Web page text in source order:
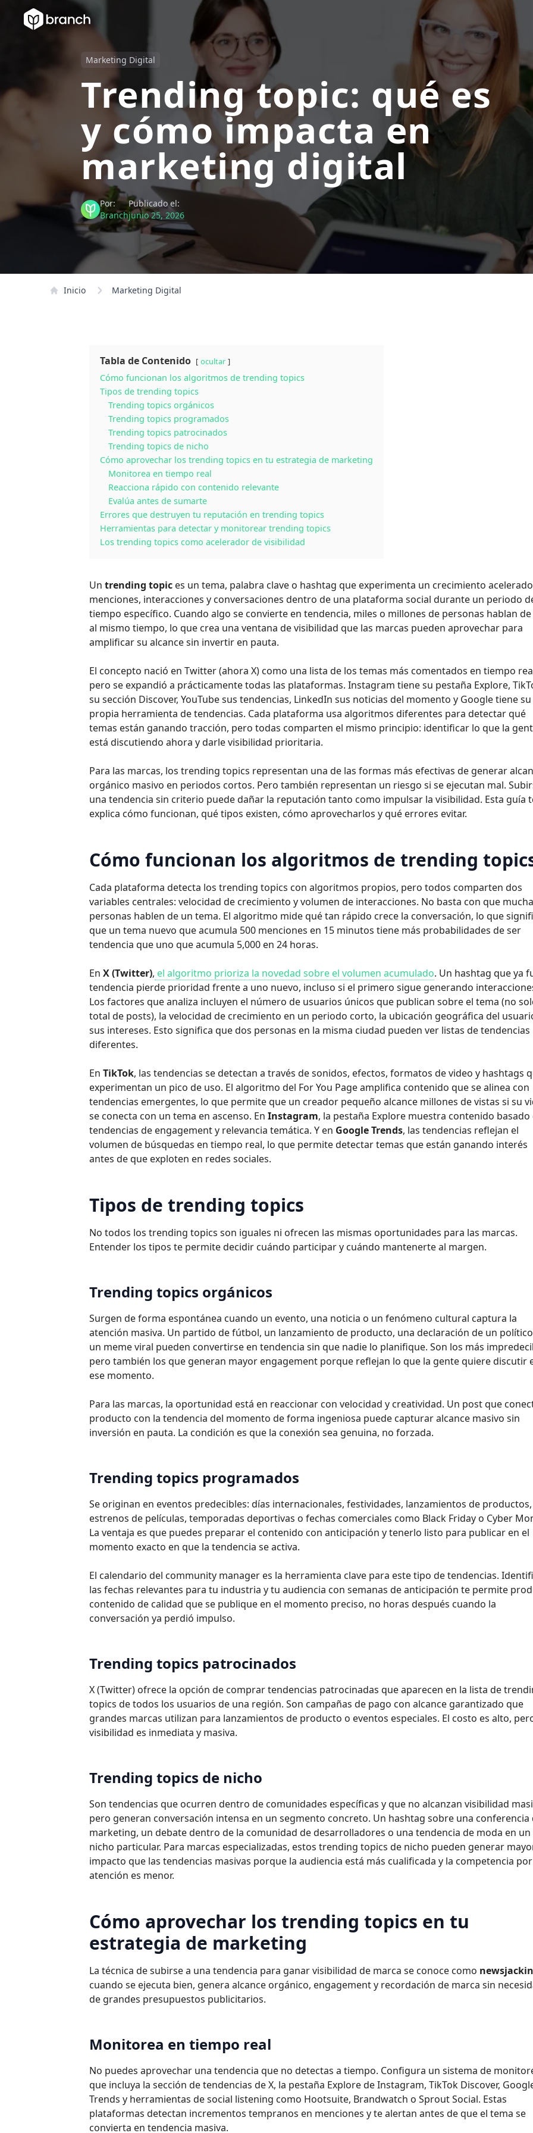
Marketing Digital
Trending topic: qué es
y cómo impacta en
marketing digital
Por:
Branch
Publicado el:
junio 25, 2026
Inicio Marketing Digital
Tabla de Contenido ocultar
Cómo funcionan los algoritmos de trending topics
Tipos de trending topics
Trending topics orgánicos
Trending topics programados
Trending topics patrocinados
Trending topics de nicho
Cómo aprovechar los trending topics en tu estrategia de marketing
Monitorea en tiempo real
Reacciona rápido con contenido relevante
Evalúa antes de sumarte
Errores que destruyen tu reputación en trending topics
Herramientas para detectar y monitorear trending topics
Los trending topics como acelerador de visibilidad
Untrending topic es un tema, palabra clave o hashtag que experimenta un crecimiento
menciones, interacciones y conversaciones dentro de una plataforma social durante un periodo
tiempo específico. Cuando algo se convierte en tendencia, miles o millones de personas hablan
al mismo tiempo, lo que crea una ventana de visibilidad que las marcas pueden aprovechar para
amplificar su alcance sin invertir en pauta.
El concepto nació en Twitter (ahora X) como una lista de los temas más comentados en tiempo
pero se expandió a prácticamente todas las plataformas. Instagram tiene su pestaña Explore,
su sección Discover, YouTube sus tendencias, LinkedIn sus noticias del momento y Google tiene su
propia herramienta de tendencias. Cada plataforma usa algoritmos diferentes para detectar qué
temas están ganando tracción, pero todas comparten el mismo principio: identificar lo que la
está discutiendo ahora y darle visibilidad prioritaria.
Para las marcas, los trending topics representan una de las formas más efectivas de generar
orgánico masivo en periodos cortos. Pero también representan un riesgo si se ejecutan mal.
una tendencia sin criterio puede dañar la reputación tanto como impulsar la visibilidad. Esta guía
explica cómo funcionan, qué tipos existen, cómo aprovecharlos y qué errores evitar.
Cómo funcionan los algoritmos de trending
Cada plataforma detecta los trending topics con algoritmos propios, pero todos comparten dos
variables centrales: velocidad de crecimiento y volumen de interacciones. No basta con que
personas hablen de un tema. El algoritmo mide qué tan rápido crece la conversación, lo que
que un tema nuevo que acumula 500 menciones en 15 minutos tiene más probabilidades de ser
tendencia que uno que acumula 5,000 en 24 horas.
EnX (Twitter), el algoritmo prioriza la novedad sobre el volumen acumulado. Un hashtag que ya
tendencia pierde prioridad frente a uno nuevo, incluso si el primero sigue generando
Los factores que analiza incluyen el número de usuarios únicos que publican sobre el tema (no
total de posts), la velocidad de crecimiento en un periodo corto, la ubicación geográfica del
sus intereses. Esto significa que dos personas en la misma ciudad pueden ver listas de tendencias
diferentes.
EnTikTok, las tendencias se detectan a través de sonidos, efectos, formatos de video y hashtags
experimentan un pico de uso. El algoritmo del For You Page amplifica contenido que se alinea con
tendencias emergentes, lo que permite que un creador pequeño alcance millones de vistas si su
se conecta con un tema en ascenso. EnInstagram, la pestaña Explore muestra contenido basado
tendencias de engagement y relevancia temática. Y en Google Trends, las tendencias reflejan el
volumen de búsquedas en tiempo real, lo que permite detectar temas que están ganando interés
antes de que exploten en redes sociales.
Tipos de trending topics
No todos los trending topics son iguales ni ofrecen las mismas oportunidades para las marcas.
Entender los tipos te permite decidir cuándo participar y cuándo mantenerte al margen.
Trending topics orgánicos
Surgen de forma espontánea cuando un evento, una noticia o un fenómeno cultural captura la
atención masiva. Un partido de fútbol, un lanzamiento de producto, una declaración de un
un meme viral pueden convertirse en tendencia sin que nadie lo planifique. Son los más
pero también los que generan mayor engagement porque reflejan lo que la gente quiere discutir
ese momento.
Para las marcas, la oportunidad está en reaccionar con velocidad y creatividad. Un post que
producto con la tendencia del momento de forma ingeniosa puede capturar alcance masivo sin
inversión en pauta. La condición es que la conexión sea genuina, no forzada.
Trending topics programados
Se originan en eventos predecibles: días internacionales, festividades, lanzamientos de productos,
estrenos de películas, temporadas deportivas o fechas comerciales como Black Friday o Cyber
La ventaja es que puedes preparar el contenido con anticipación y tenerlo listo para publicar en el
momento exacto en que la tendencia se activa.
El calendario del community manager es la herramienta clave para este tipo de tendencias.
las fechas relevantes para tu industria y tu audiencia con semanas de anticipación te permite
contenido de calidad que se publique en el momento preciso, no horas después cuando la
conversación ya perdió impulso.
Trending topics patrocinados
X (Twitter) ofrece la opción de comprar tendencias patrocinadas que aparecen en la lista de
topics de todos los usuarios de una región. Son campañas de pago con alcance garantizado que
grandes marcas utilizan para lanzamientos de producto o eventos especiales. El costo es alto,
visibilidad es inmediata y masiva.
Trending topics de nicho
Son tendencias que ocurren dentro de comunidades específicas y que no alcanzan visibilidad
pero generan conversación intensa en un segmento concreto. Un hashtag sobre una conferencia
marketing, un debate dentro de la comunidad de desarrolladores o una tendencia de moda en un
nicho particular. Para marcas especializadas, estos trending topics de nicho pueden generar
impacto que las tendencias masivas porque la audiencia está más cualificada y la competencia
atención es menor.
Cómo aprovechar los trending topics en tu
estrategia de marketing
La técnica de subirse a una tendencia para ganar visibilidad de marca se conoce como
cuando se ejecuta bien, genera alcance orgánico, engagement y recordación de marca sin
de grandes presupuestos publicitarios.
Monitorea en tiempo real
No puedes aprovechar una tendencia que no detectas a tiempo. Configura un sistema de
que incluya la sección de tendencias de X, la pestaña Explore de Instagram, TikTok Discover,
Trends y herramientas de social listening como Hootsuite, Brandwatch o Sprout Social. Estas
plataformas detectan incrementos tempranos en menciones y te alertan antes de que el tema se
convierta en tendencia masiva.